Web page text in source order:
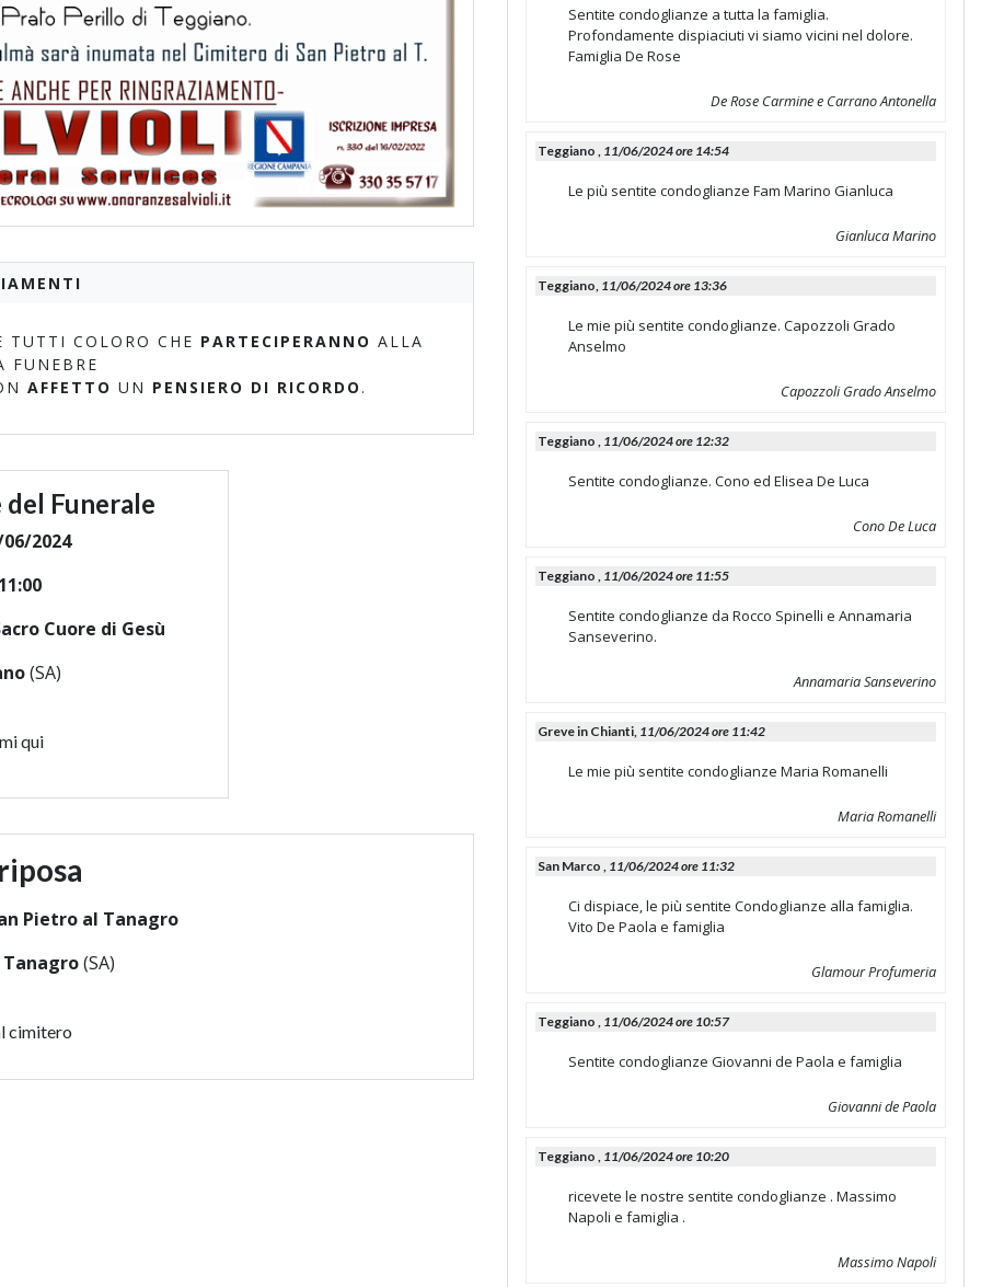
COLORO CHE PARTECIPERANNO ALLA
FUNEBRE
AFFETTO UN PENSIERO DI RICORDO .
Funerale
2024
Cuore di Gesù
(SA)
qui
Pietro al Tanagro
(SA)
cimitero
Sentite condoglianze a tutta la famiglia.
Profondamente dispiaciuti vi siamo vicini nel dolore.
Famiglia De Rose
De Rose Carmine e Carrano Antonella
Teggiano , 11/06/2024 ore 14:54
Le più sentite condoglianze Fam Marino Gianluca
Gianluca Marino
Teggiano, 11/06/2024 ore 13:36
Le mie più sentite condoglianze. Capozzoli Grado
Anselmo
Capozzoli Grado Anselmo
Teggiano , 11/06/2024 ore 12:32
Sentite condoglianze. Cono ed Elisea De Luca
Cono De Luca
Teggiano , 11/06/2024 ore 11:55
Sentite condoglianze da Rocco Spinelli e Annamaria
Sanseverino.
Annamaria Sanseverino
Greve in Chianti, 11/06/2024 ore 11:42
Le mie più sentite condoglianze Maria Romanelli
Maria Romanelli
San Marco , 11/06/2024 ore 11:32
Ci dispiace, le più sentite Condoglianze alla famiglia.
Vito De Paola e famiglia
Glamour Profumeria
Teggiano , 11/06/2024 ore 10:57
Sentite condoglianze Giovanni de Paola e famiglia
Giovanni de Paola
Teggiano , 11/06/2024 ore 10:20
ricevete le nostre sentite condoglianze . Massimo
Napoli e famiglia .
Massimo Napoli